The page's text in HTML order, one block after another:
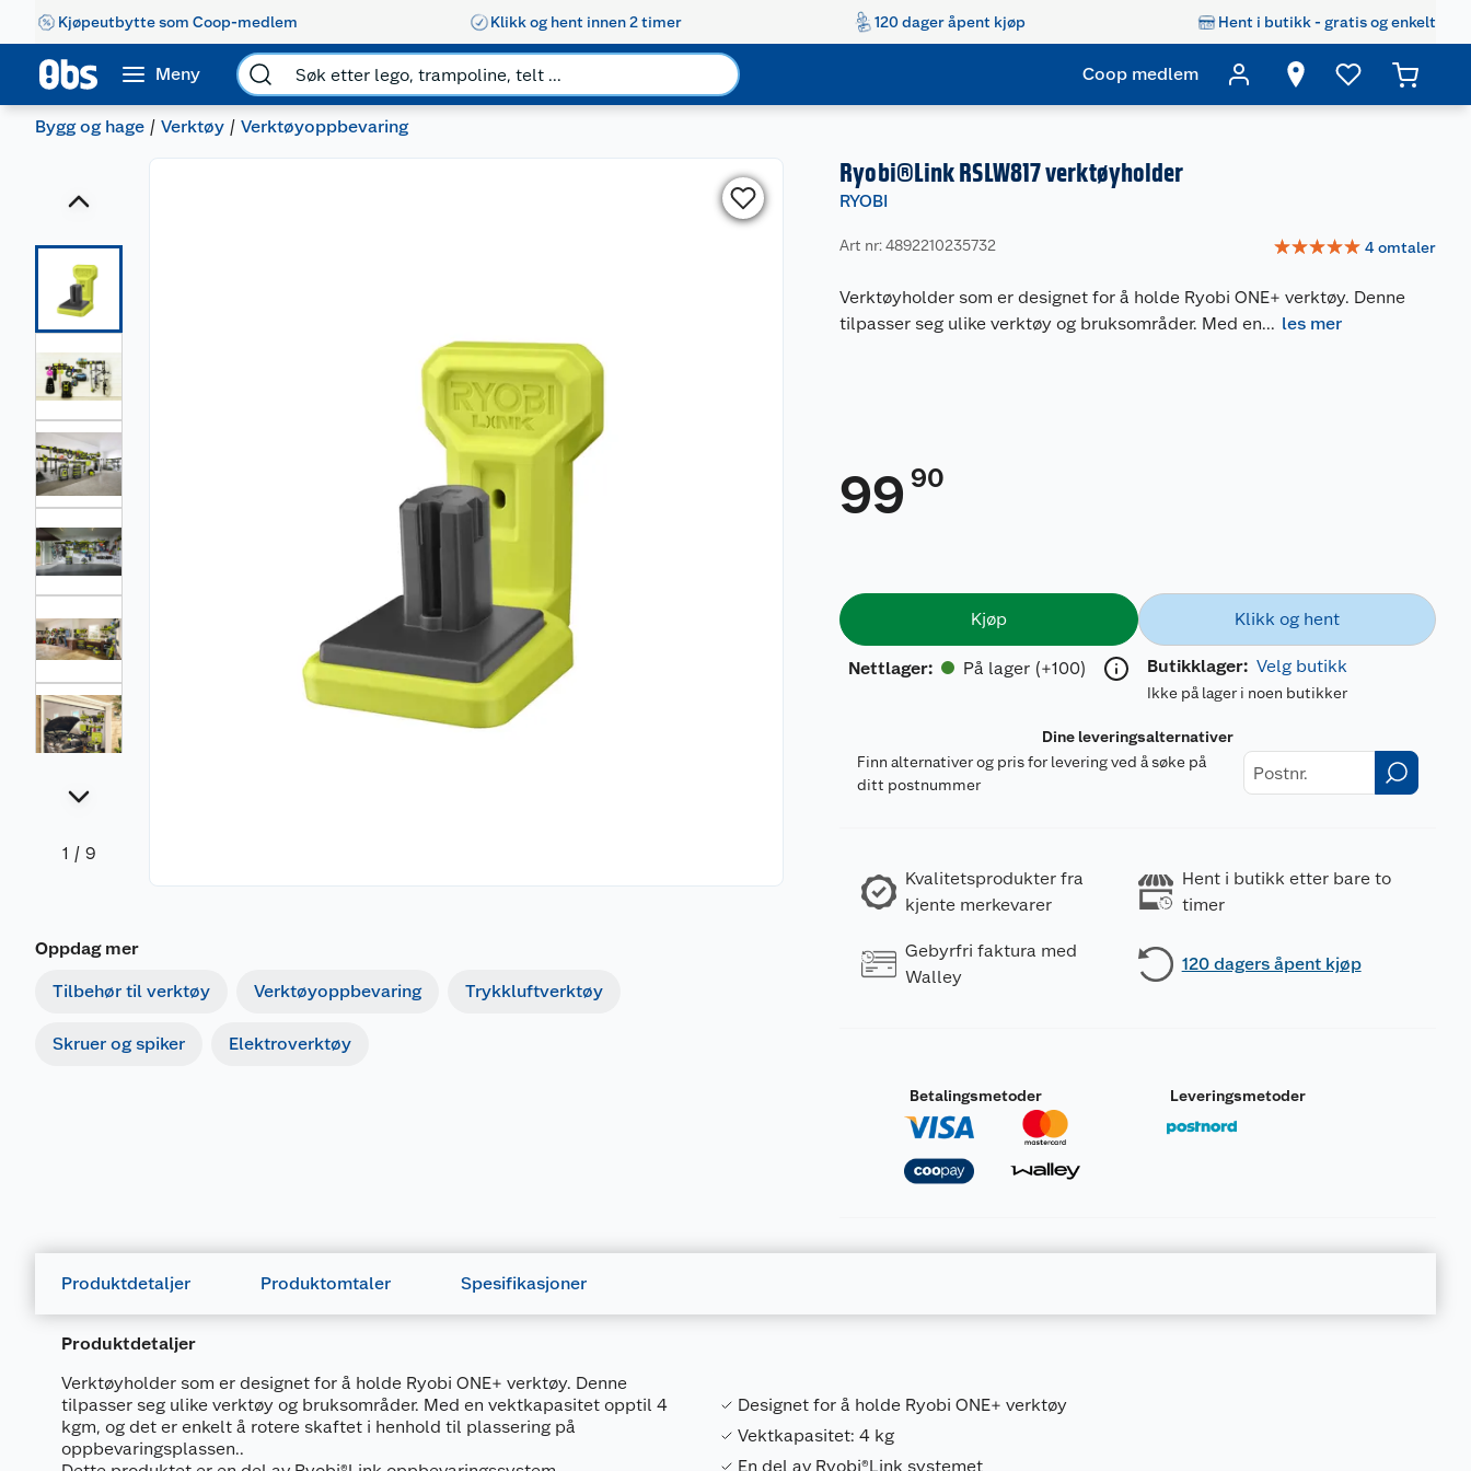
Kjøpeutbytte som Coop-medlem Klikk og hent innen 2 timer 120 dager åpent kjøp Hent i butikk - gratis og enkelt
Meny Coop medlem
Bygg og hage Verktøy Verktøyoppbevaring
1 / 9
Oppdag mer
Tilbehør til verktøy Verktøyoppbevaring Trykkluftverktøy
Skruer og spiker Elektroverktøy
Ryobi®Link RSLW817 verktøyholder
RYOBI
Art nr: 4892210235732 ☆☆☆☆☆ 4omtaler
Verktøyholder som er designet for å holde Ryobi ONE+ verktøy. Denne
tilpasser seg ulike verktøy og bruksområder. Med en... les mer
99 90
Kjøp
Nettlager: På lager (+100)
Klikk og hent
Butikklager: Velg butikk
Ikke på lager i noen butikker
Dine leveringsalternativer
Finn alternativer og pris for levering ved å søke på
ditt postnummer
Kvalitetsprodukter fra
kjente merkevarer
Hent i butikk etter bare to
timer
Gebyrfri faktura med
Walley
120 dagers åpent kjøp
Betalingsmetoder Leveringsmetoder
Produktdetaljer Produktomtaler Spesifikasjoner
Produktdetaljer
Verktøyholder som er designet for å holde Ryobi ONE+ verktøy. Denne
tilpasser seg ulike verktøy og bruksområder. Med en vektkapasitet opptil 4
kgm, og det er enkelt å rotere skaftet i henhold til plassering på
oppbevaringsplassen..
Designet for å holde Ryobi ONE+ verktøy
Vektkapasitet: 4 kg
En del av Ryobi®Link systemet